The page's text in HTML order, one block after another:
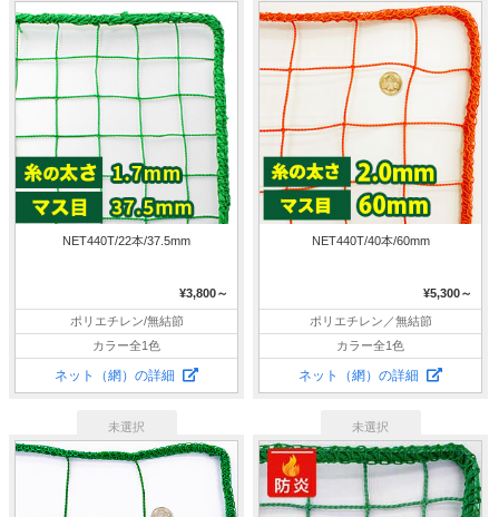
NET440T/22本/37.5mm
¥3,800～
ポリエチレン/無結節
カラー全1色
ネット（網）の詳細
NET440T/40本/60mm
¥5,300～
ポリエチレン／無結節
カラー全1色
ネット（網）の詳細